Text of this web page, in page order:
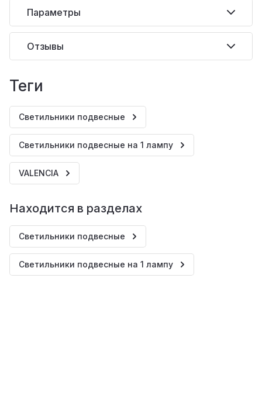
Параметры
Отзывы
теги
Светильники подвесные
Светильники подвесные на 1 лампу
VALENCIA
Находится в разделах
Светильники подвесные
Светильники подвесные на 1 лампу